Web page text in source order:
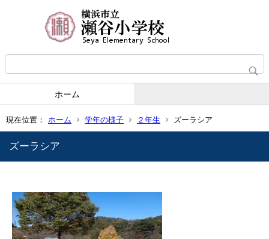
ホーム
現在位置： ホーム 学年の様子 ２年生 ズーラシア
ズーラシア